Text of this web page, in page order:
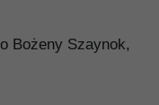
Bożeny Szaynok,